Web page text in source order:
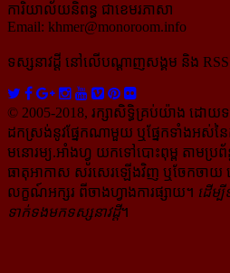
ការិយាល័យនិពន្ធ ជាខេមរភាសា
Email: khmer@monoroom.info
ទស្សនាវដ្ដី​ នៅលើបណ្ដាញសង្គម និង
© 2005-2018, រក្សាសិទ្ធិគ្រប់យ៉ាង ដោយ
ដក​ស្រង់​នូវ​ផ្នែក​ណា​មួយ​ ឬ​ផ្នែក​ទាំង​អស់​នៃ​
មនោរម្យ.អាំងហ្វូ យក​ទៅ​​បោះពុម្ព តាម​ប្រ
ធាតុអាកាស សរសេរ​ឡើង​វិញ ឬ​ចែក​ចាយ​
លក្ខណ៍​អក្សរ​ ពី​ចាងហ្វាង​ការ​ផ្សាយ​។ ដើម្
ទាក់​ទង​មក​ទស្សនាវដ្ដី។